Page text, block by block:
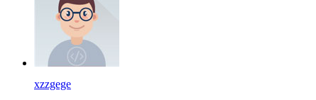
xzzgege